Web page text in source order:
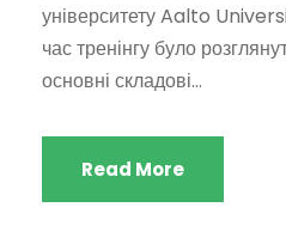
університету Aalto
час тренінгу було
основні складові...
Read More